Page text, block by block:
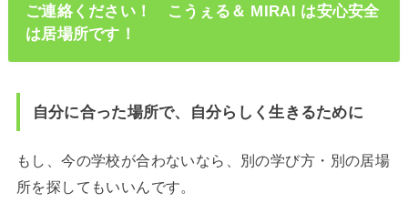
ご連絡ください！ こうぇる＆ MIRAI は安心安全
は居場所です！
自分に合った場所で、自分らしく生きるために
もし、今の学校が合わないなら、別の学び方・別の居場
所を探してもいいんです。